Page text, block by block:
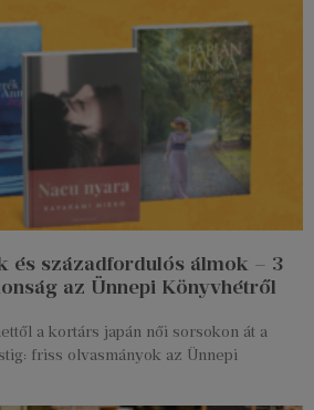
és századfordulós álmok – 3
az Ünnepi Könyvhétről
a kortárs japán női sorsokon át a
friss olvasmányok az Ünnepi